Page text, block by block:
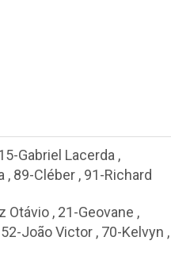
Gabriel Lacerda ,
, 89-Cléber , 91-Richard
Otávio , 21-Geovane ,
52-João Victor , 70-Kelvyn ,